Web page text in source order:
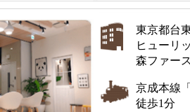
東京都台
ヒューリ
森ファー
京成本線
徒歩1分